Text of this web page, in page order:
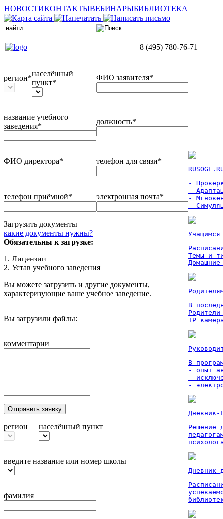
НОВОСТИКОНТАКТЫВЕБИНАРЫБИБЛИОТЕКА
8 (495) 780-76-71
регион*
населённый
пункт*
ФИО заявителя*
название учебного
заведения*
должность*
ФИО директора* телефон для связи*
телефон приёмной* электронная почта*
Загрузить документы
какие документы нужны?
Обязательны к загрузке:
1. Лицензии
2. Устав учебного заведения
Вы можете загрузить и другие документы,
характеризующие ваше учебное заведение.
Вы загрузили файлы:
комментарии
Отправить заявку
регион населённый пункт
введите название или номер школы
фамилия
-
-
-
-
Темы и
Домашние
В
IP
В
- опыт
-
-
Дневник-
Решение
Дневник